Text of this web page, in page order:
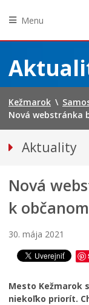
obsah
Menu
Kežmarok \
Nová webstránka
Aktuality
Noviny
Besedy
Kultúra
Bezpečnosť
Nová
k občanom
30. mája 2021
Mesto Kežmarok
niekoľko priorít.